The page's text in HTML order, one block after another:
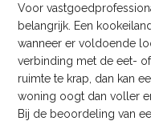
Voor
belangrijk. Een
wanneer er voldoende
verbinding met de eet-
ruimte te krap, dan kan
woning oogt dan voller
Bij de beoordeling van